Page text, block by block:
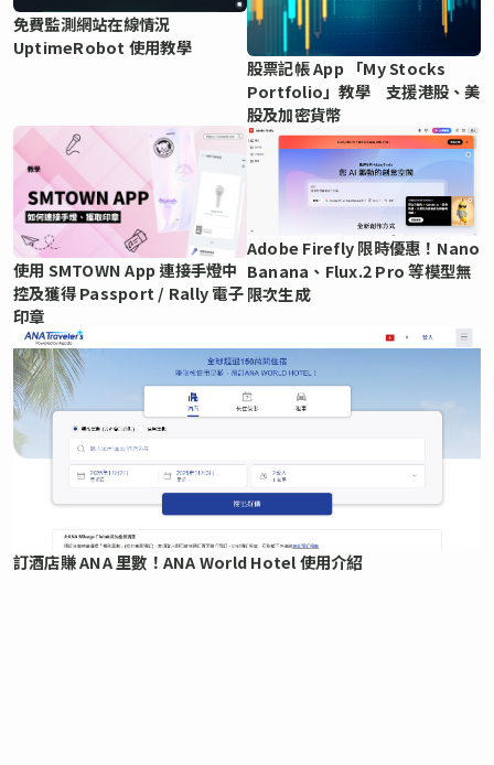
免費監測網站在線情況
UptimeRobot 使用教學
股票記帳 App 「My Stocks
Portfolio」教學 支援港股、美
股及加密貨幣
使用 SMTOWN App 連接手燈中
控及獲得 Passport / Rally 電子
印章
Adobe Firefly 限時優惠！Nano
Banana、Flux.2 Pro 等模型無
限次生成
訂酒店賺 ANA 里數！ANA World Hotel 使用介紹